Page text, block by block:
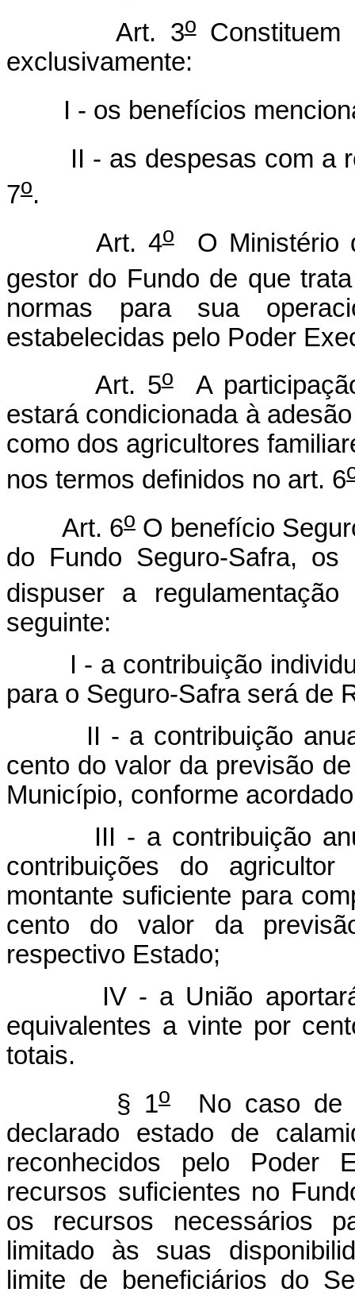
Art. 3oConstituem
exclusivamente:
I - os benefícios
II - as despesas com a
7o.
Art. 4oO Ministério
gestor do Fundo de que
normas para sua
estabelecidas pelo Poder
Art. 5oA
estará condicionada à
como dos agricultores
nos termos definidos no art. 6
Art. 6o O benefício
do Fundo Seguro-Safra, os
dispuser a
seguinte:
I - a contribuição
para o Seguro-Safra será de
II - a contribuição anual
cento do valor da previsão
Município, conforme
III - a contribuição
contribuições do
montante suficiente para
cento do valor da
respectivo Estado;
IV - a União aportará
equivalentes a vinte por
totais.
§ 1o
No caso de
declarado estado de
reconhecidos pelo Poder
recursos suficientes no
os recursos necessários
limitado às suas
limite de beneficiários do